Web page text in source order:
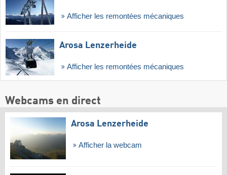
Afficher les remontées mécaniques
Arosa Lenzerheide
Afficher les remontées mécaniques
Webcams en direct
Arosa Lenzerheide
Afficher la webcam